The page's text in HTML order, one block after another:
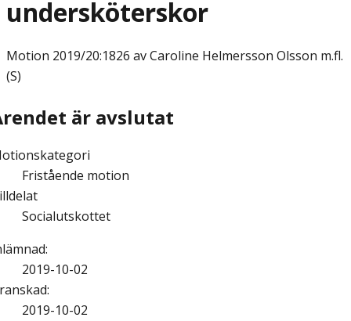
undersköterskor
Motion 2019/20:1826 av Caroline Helmersson Olsson m.fl.
(S)
är avslutat
Fristående motion
Socialutskottet
:
2019-10-02
:
2019-10-02